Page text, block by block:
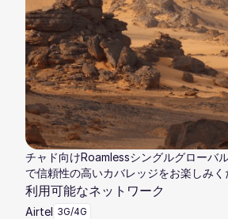
チャド向けRoamlessシングルグローバ
で信頼性の高いカバレッジをお楽しみく
利用可能なネットワーク
Airtel 3G/4G